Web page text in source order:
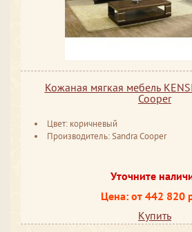
Кожаная мягкая мебель
Cooper
Цвет: коричневый
Производитель: Sandra Cooper
Уточните
Цена: от 442 820
Купить